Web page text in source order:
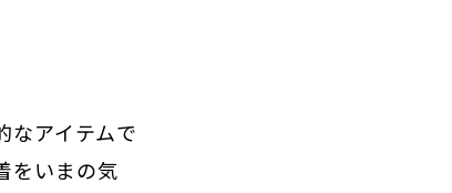
なアイテムで
をいまの気